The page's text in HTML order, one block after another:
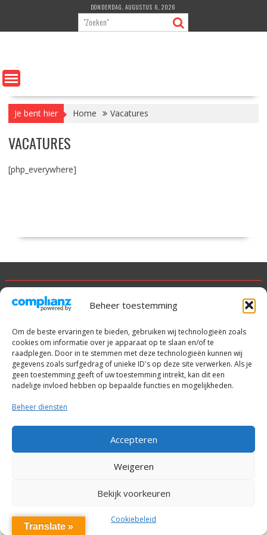
Beheer toestemming
Om de beste ervaringen te bieden, gebruiken wij technologieën zoals
cookies om informatie over je apparaat op te slaan en/of te
raadplegen. Door in te stemmen met deze technologieën kunnen wij
gegevens zoals surfgedrag of unieke ID's op deze site verwerken. Als je
geen toestemming geeft of uw toestemming intrekt, kan dit een
nadelige invloed hebben op bepaalde functies en mogelijkheden.
Beheer diensten
Accepteren
Weigeren
Bekijk voorkeuren
Cookiebeleid
de
DONDERDAG, AUGUSTUS 6, 2026
Je bent hier Home Vacatures
VACATURES
[php_everywhere]
doorAcme Themes
Translate »